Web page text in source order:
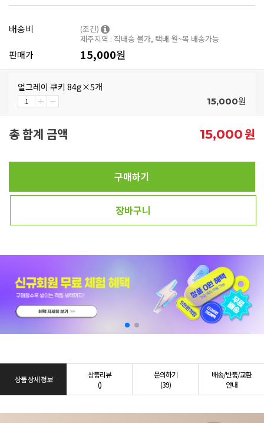
배송비
(조건)
제주지역 : 직배송 불가, 택배 월~목 배송가능
판매가 15,000원
얼그레이 쿠키 84g×5개
15,000원
총 합계 금액 15,000원
구매하기
장바구니
상품 상세 정보
상품리뷰
()
문의하기
(39)
배송/반품/교환
안내